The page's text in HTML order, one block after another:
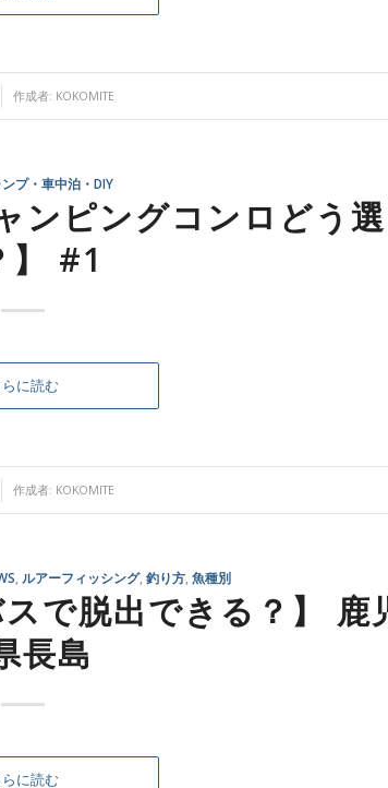
作成者: KOKOMITE
プ・車中泊・DIY
ンピングコンロどう選
】 #1
に読む
作成者: KOKOMITE
ルアーフィッシング, 釣り方, 魚種別
で脱出できる？】 鹿
長島
に読む